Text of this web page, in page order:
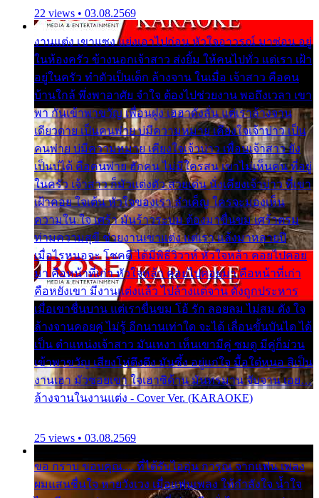
22 views • 03.08.2569
งานแต่ง เขาแซง แย่งเอาไปก่อน หัวใจอาวรณ์ มาซ่อน อยู่
ในห้องครัว ข้างนอกเจ้าสาว ส่งยิ้ม ให้คนไปทั่ว แต่เรา เฝ้า
อยู่ในครัว ทำตัวเป็นเด็ก ล้างจาน ในเมื่อ เจ้าสาว คือคน
บ้านใกล้ พึ่งพาอาศัย จำใจ ต้องไปช่วยงาน พอถึงเวลา เขา
พา กันเข้าพาขวัญ เพื่อนฝูง เฮฮาดังลั่น แต่เราล้างจาน
เดียวดาย เป็นคนพ่าย บ่มีความหมาย เคียงใจเจ้าบ่าว เป็น
คนพ่าย บ่มีความหมาย เคียงใจเจ้าบ่าว เพื่อนเจ้าสาว ยัง
เป็นบ่ได้ คือคนพ่าย ฮักคน ไม่มีใครสน เขาไม่เห็นคน ที่อยู่
ในครัว เจ้าสาว ก็มัวแต่งตัว สวยเด่น นั่งเคียงเจ้าบ่าว ที่เขา
เฝ้าคอย ใจเต้น หัวใจของเรา ลำเค็ญ ใครจะมองเห็น
ความใน ใจ เศร้า มันร้าวระบม ต้องมาขื่นขม เศร้าตรม
ท่ามความสุขี ช่วยงานเขาแต่ง แต่เรา แล้งมาหลายปี
เมื่อไรหนอจะ โชคดี ได้มีพิธีวิวาห์ หัวใจหล้า คอยไปคอย
มา คือหน้าที่เก่า หัวใจหล้า คอยไปคอยมา คือหน้าที่เก่า
คือหยังเขา มีงานแต่งแล้ว ไปล้างแต่จาน ดั่งถูกประหาร
เมื่อเขาชื่นบาน แต่เราขื่นขม โอ้ รัก ลอยลม ไม่สม ดัง ใจ
ล้างจานคอยคู่ ไม่รู้ อีกนานเท่าใด จะได้ เลื่อนขั้นบันได ได้
เป็น ตำแหน่งเจ้าสาว มันเหงา เห็นเขามีคู่ ซมดู มีคู่ก็ม่วน
เข้าพาขวัญ เสียงโห่ตึงตึง มันซึ้ง อยู่แก่ใจ มื้อใด๋หนอ สิเป็น
งานเฮา มัวซอยเขา ใจเฮาซิด้าน มันทรมาน จับจาน เอย…
ล้างจานในงานแต่ง - Cover Ver. (KARAOKE)
25 views • 03.08.2569
ขอ กราบ ขอบคุณ.... ที่ได้รับไออุ่น การุณ จากแฟน เพลง
ผมแสนชื่นใจ หายวังเวง เมื่อแฟนเพลง ให้กำลังใจ น้ำใจ